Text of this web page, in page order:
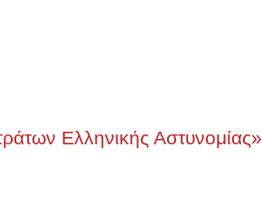
Ελληνικής Αστυνομίας»